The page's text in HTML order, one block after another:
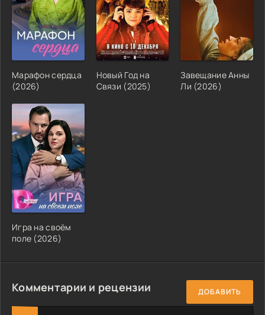
Марафон сердца
(2026)
Новый Год на
Связи (2025)
Завещание Анны
Ли (2026)
Игра на своём
поле (2026)
Комментарии и рецензии ДОБАВИТЬ